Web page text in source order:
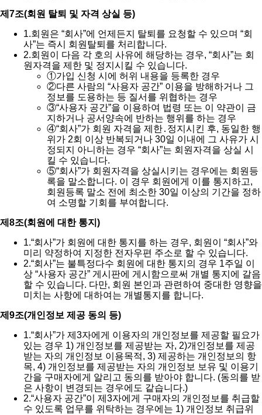
제7조(회원 탈퇴 및 자격 상실 등)
1.회원은 “회사”에 언제든지 탈퇴를 요청할 수 있으며 “회
사”는 즉시 회원탈퇴를 처리합니다.
2.회원이 다음 각 호의 사유에 해당하는 경우, “회사”는 회
원자격을 제한 및 정지시킬 수 있습니다.
①가입 신청 시에 허위 내용을 등록한 경우
②다른 사람의 “사용자 공간” 이용을 방해하거나 그
정보를 도용하는 등 질서를 위협하는 경우
③“사용자 공간”을 이용하여 법령 또는 이 약관이 금
지하거나 공서양속에 반하는 행위를 하는 경우
④“회사”가 회원 자격을 제한․정지시킨 후, 동일한 행
위가 2회 이상 반복되거나 30일 이내에 그 사유가 시
정되지 아니하는 경우 “회사”는 회원자격을 상실 시
킬 수 있습니다.
⑤“회사”가 회원자격을 상실시키는 경우에는 회원등
록을 말소합니다. 이 경우 회원에게 이를 통지하고,
회원등록 말소 전에 최소한 30일 이상의 기간을 정하
여 소명할 기회를 부여합니다.
제8조(회원에 대한 통지)
1.“회사”가 회원에 대한 통지를 하는 경우, 회원이 “회사”와
미리 약정하여 지정한 전자우편 주소로 할 수 있습니다.
2.“회사”는 불특정다수 회원에 대한 통지의 경우 1주일 이
상 “사용자 공간” 게시판에 게시함으로써 개별 통지에 갈음
할 수 있습니다. 다만, 회원 본인과 관련하여 중대한 영향을
미치는 사항에 대하여는 개별통지를 합니다.
제9조(개인정보 제공 동의 등)
1.“회사”가 제3자에게 이용자의 개인정보를 제공할 필요가
있는 경우 1) 개인정보를 제공받는 자, 2)개인정보를 제공
받는 자의 개인정보 이용목적, 3) 제공하는 개인정보의 항
목, 4) 개인정보를 제공받는 자의 개인정보 보유 및 이용기
간을 구매자에게 알리고 동의를 받아야 합니다. (동의를 받
은 사항이 변경되는 경우에도 같습니다.)
2.“사용자 공간”이 제3자에게 구매자의 개인정보를 취급할
수 있도록 업무를 위탁하는 경우에는 1) 개인정보 취급위